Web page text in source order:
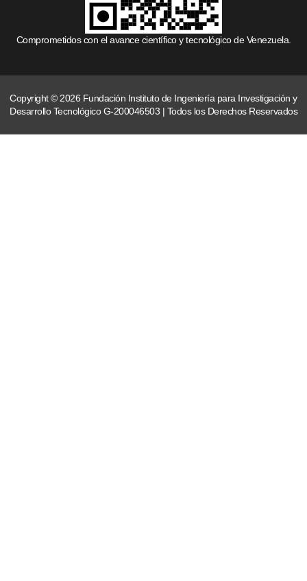
Comprometidos con el avance científico y tecnológico de Venezuela.
Copyright © 2026 Fundación Instituto de Ingeniería para Investigación y
Desarrollo Tecnológico G-200046503 | Todos los Derechos Reservados